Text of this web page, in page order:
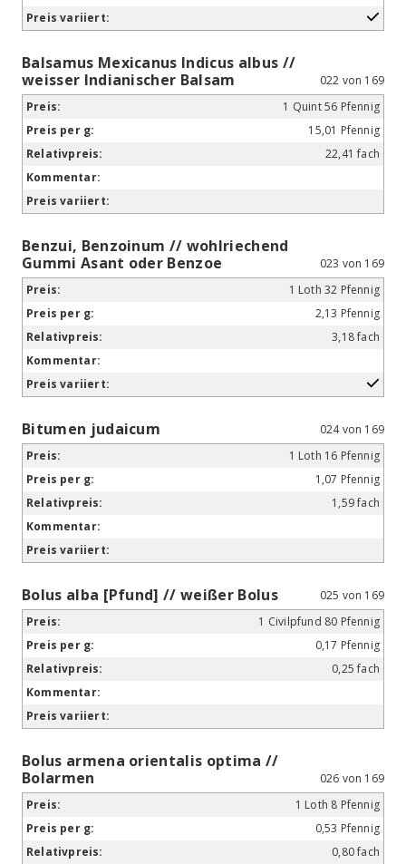
Balsamus Mexicanus Indicus albus //
weisser Indianischer Balsam
022 von 169
1 Quint 56 Pfennig
15,01 Pfennig
22,41 fach
Benzui, Benzoinum // wohlriechend
Gummi Asant oder Benzoe
023 von 169
1 Loth 32 Pfennig
2,13 Pfennig
3,18 fach
Bitumen judaicum
024 von 169
1 Loth 16 Pfennig
1,07 Pfennig
1,59 fach
Bolus alba [Pfund] // weißer Bolus
025 von 169
1 Civilpfund 80 Pfennig
0,17 Pfennig
0,25 fach
Bolus armena orientalis optima //
Bolarmen
026 von 169
1 Loth 8 Pfennig
0,53 Pfennig
0,80 fach